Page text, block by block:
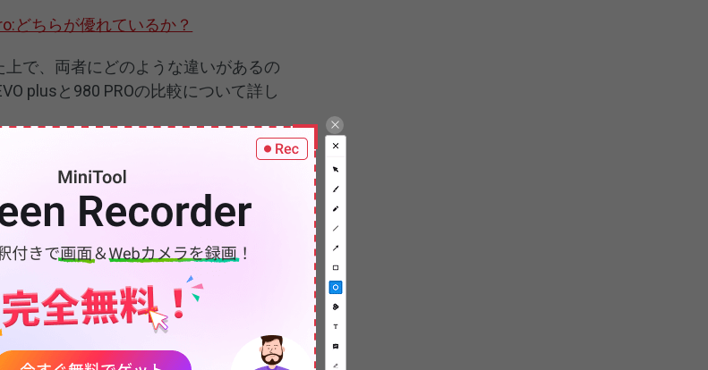
どちらが優れているか？
上で、両者にどのような違いがあるの
plusと980 PROの比較について詳し
較については、フォームファクターと
能、耐久性、信頼性と保証期間、価
ァクターとインターフェ